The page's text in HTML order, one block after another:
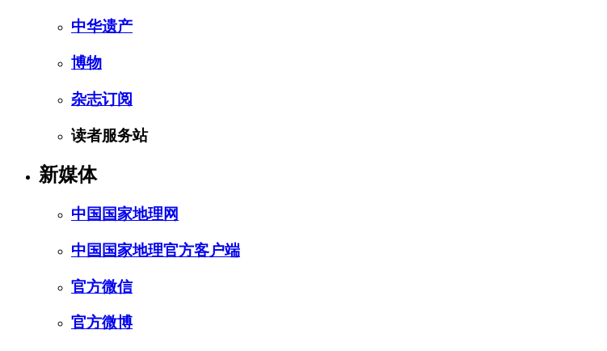
中华遗产
博物
杂志订阅
读者服务站
新媒体
中国国家地理网
中国国家地理官方客户端
官方微信
官方微博